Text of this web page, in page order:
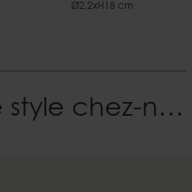
Ø2,2xH18 cm
Trouvez votre style chez-nous